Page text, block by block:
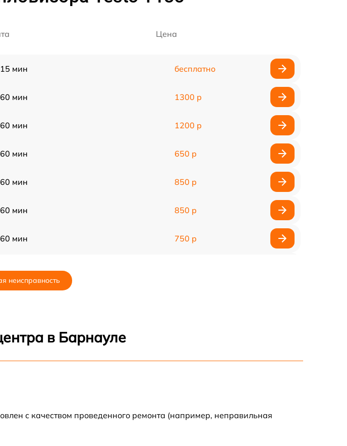
Цена
мин бесплатно
мин 1300 р
мин 1200 р
мин 650 р
мин 850 р
мин 850 р
мин 750 р
неисправность
в Барнауле
с качеством проведенного ремонта (например, неправильная